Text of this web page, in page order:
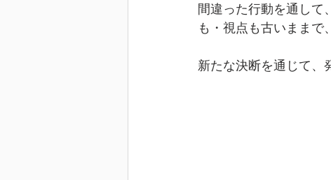
間違った行動を通して
も・視点も古いままで
新たな決断を通じて、